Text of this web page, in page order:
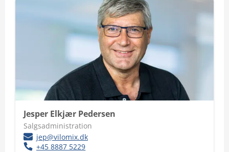
Jesper Elkjær Pedersen
Salgsadministration
jep@vilomix.dk
+45 8887 5229